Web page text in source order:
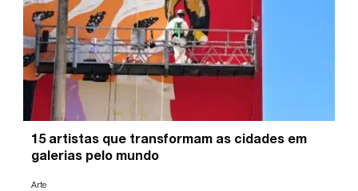
15 artistas que transformam as cidades em
galerias pelo mundo
Arte